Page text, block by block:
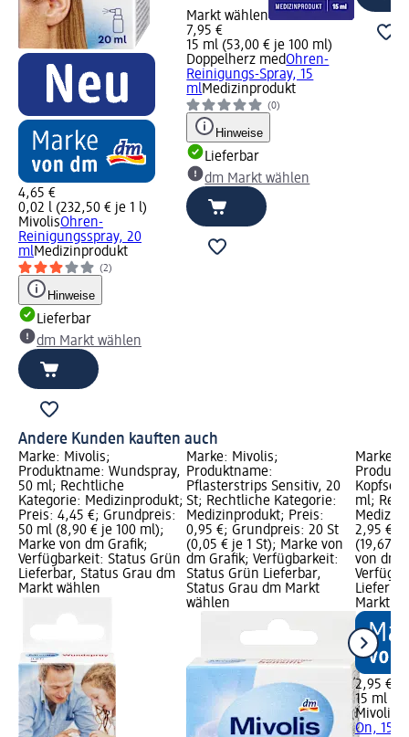
4,65 €
0,02 l (232,50 € je 1 l)
MivolisOhren-
Reinigungsspray, 20
mlMedizinprodukt
(2)
Hinweise
Lieferbar
dm Markt wählen
Markt wählen
7,95 €
15 ml (53,00 € je 100 ml)
Doppelherz medOhren-
Reinigungs-Spray, 15
mlMedizinprodukt
(0)
Hinweise
Lieferbar
dm Markt wählen
Andere Kunden kauften auch
Marke: Mivolis;
Produktname: Wundspray,
50 ml; Rechtliche
Kategorie: Medizinprodukt;
Preis: 4,45 €; Grundpreis:
50 ml (8,90 € je 100 ml);
Marke von dm Grafik;
Verfügbarkeit: Status Grün
Lieferbar, Status Grau dm
Markt wählen
Marke: Mivolis;
Produktname:
Pflasterstrips Sensitiv, 20
St; Rechtliche Kategorie:
Medizinprodukt; Preis:
0,95 €; Grundpreis: 20 St
(0,05 € je 1 St); Marke von
dm Grafik; Verfügbarkeit:
Status Grün Lieferbar,
Status Grau dm Markt
wählen
Marke:
ml;
2,95 €;
(19,67 €
von dm
Markt
2,95 €
15 ml
Mivolis
On, 15